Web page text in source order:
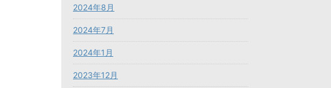
2024年8月
2024年7月
2024年1月
2023年12月